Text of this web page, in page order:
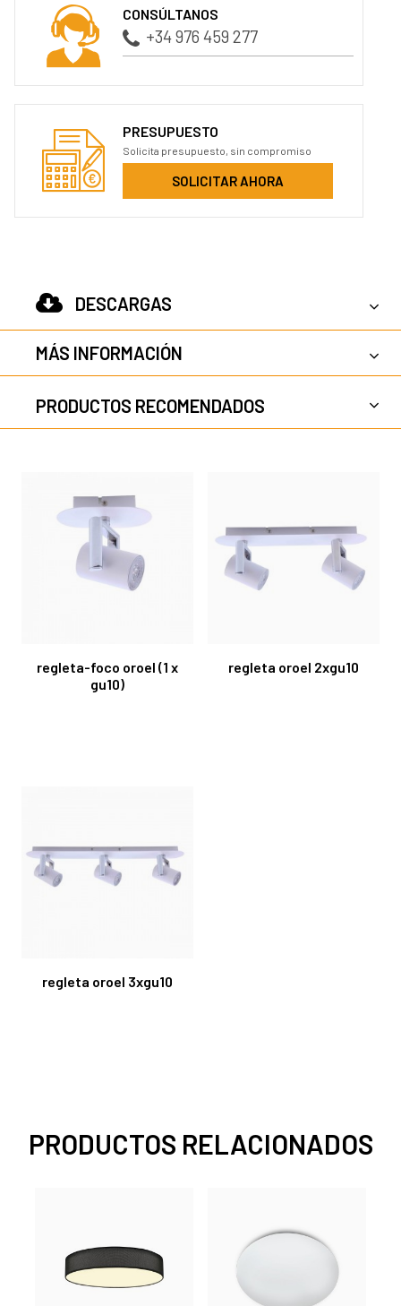
CONSÚLTANOS
+34 976 459 277
PRESUPUESTO
Solicita presupuesto, sin compromiso
SOLICITAR AHORA
DESCARGAS
MÁS INFORMACIÓN
PRODUCTOS RECOMENDADOS
regleta-foco oroel (1 x
gu10)
regleta oroel 2xgu10
regleta oroel 3xgu10
PRODUCTOS RELACIONADOS